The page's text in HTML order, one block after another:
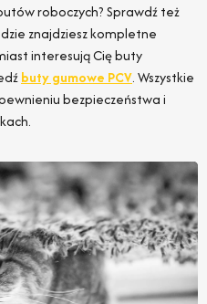
roboczych? Sprawdź też
znajdziesz kompletne
interesują Cię buty
buty gumowe PCV. Wszystkie
bezpieczeństwa i